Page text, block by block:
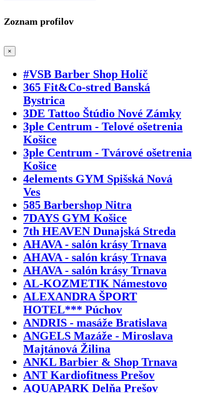
Zoznam profilov
×
#VSB Barber Shop Holíč
365 Fit&Co-stred Banská
Bystrica
3DE Tattoo Štúdio Nové Zámky
3ple Centrum - Telové ošetrenia
Košice
3ple Centrum - Tvárové ošetrenia
Košice
4elements GYM Spišská Nová
Ves
585 Barbershop Nitra
7DAYS GYM Košice
7th HEAVEN Dunajská Streda
AHAVA - salón krásy Trnava
AHAVA - salón krásy Trnava
AHAVA - salón krásy Trnava
AL-KOZMETIK Námestovo
ALEXANDRA ŠPORT
HOTEL*** Púchov
ANDRIS - masáže Bratislava
ANGELS Mazáže - Miroslava
Majtánová Žilina
ANKL Barbier & Shop Trnava
ANT Kardiofitness Prešov
AQUAPARK Delňa Prešov